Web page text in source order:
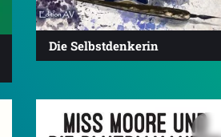
Die Selbstdenkerin